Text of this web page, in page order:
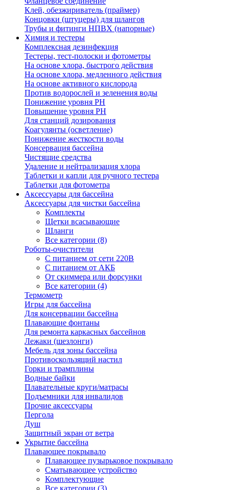
Клей, обезжириватель (праймер)
Концовки (штуцеры) для шлангов
Трубы и фитинги НПВХ (напорные)
Химия и тестеры
Комплексная дезинфекция
Тестеры, тест-полоски и фотометры
На основе хлора, быстрого действия
На основе хлора, медленного действия
На основе активного кислорода
Против водорослей и зеленения воды
Понижение уровня РН
Повышение уровня РН
Для станций дозирования
Коагулянты (осветление)
Понижение жесткости воды
Консервация бассейна
Чистящие средства
Удаление и нейтрализация хлора
Таблетки и капли для ручного тестера
Таблетки для фотометра
Аксессуары для бассейна
Аксессуары для чистки бассейна
Комплекты
Щетки всасывающие
Шланги
Все категории (8)
Роботы-очистители
С питанием от сети 220В
С питанием от АКБ
От скиммера или форсунки
Все категории (4)
Термометр
Игры для бассейна
Для консервации бассейна
Плавающие фонтаны
Для ремонта каркасных бассейнов
Лежаки (шезлонги)
Мебель для зоны бассейна
Противоскользящий настил
Горки и трамплины
Водные байки
Плавательные круги/матрасы
Подъемники для инвалидов
Прочие аксессуары
Пергола
Душ
Защитный экран от ветра
Укрытие бассейна
Плавающее покрывало
Плавающее пузырьковое покрывало
Сматывающее устройство
Комплектующие
Все категории (3)